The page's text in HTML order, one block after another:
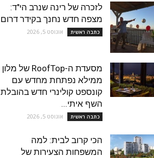
לזכרה של רינה שנרב הי"ד:
מצפה חדש נחנך בקידר דרום
כתבה ראשית אוגוסט 5, 2026
מסעדת ה-RoofTop של מלון
ממילא נפתחת מחדש עם
קונספט קולינרי חדש בהובלת
השף איתי...
כתבה ראשית אוגוסט 5, 2026
הכי קרוב לבית: למה
המשפחות הצעירות של